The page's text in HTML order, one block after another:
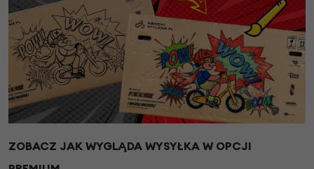
ZOBACZ JAK WYGLĄDA WYSYŁKA W OPCJI